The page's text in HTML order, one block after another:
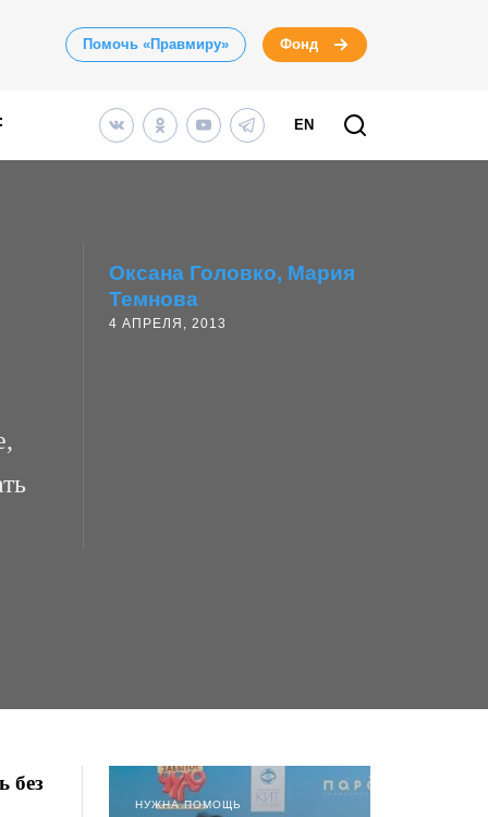
Помочь «Правмиру» Фонд
EN
Оксана Головко Мария
Темнова
4 АПРЕЛЯ, 2013
без
НУЖНА ПОМОЩЬ